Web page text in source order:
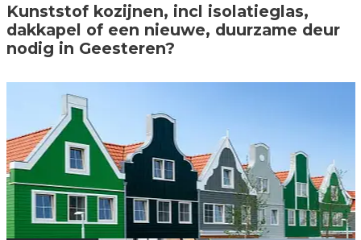
Kunststof kozijnen, incl isolatieglas,
dakkapel of een nieuwe, duurzame deur
nodig in Geesteren?